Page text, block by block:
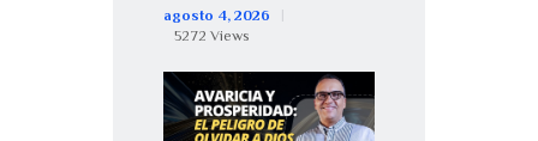
agosto 4, 2026
5272 Views